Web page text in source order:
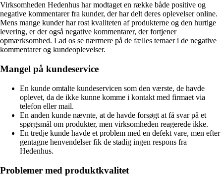
Virksomheden Hedenhus har modtaget en række både positive og
negative kommentarer fra kunder, der har delt deres oplevelser online.
Mens mange kunder har rost kvaliteten af produkterne og den hurtige
levering, er der også negative kommentarer, der fortjener
opmærksomhed. Lad os se nærmere på de fælles temaer i de negative
kommentarer og kundeoplevelser.
Mangel på kundeservice
En kunde omtalte kundeservicen som den værste, de havde
oplevet, da de ikke kunne komme i kontakt med firmaet via
telefon eller mail.
En anden kunde nævnte, at de havde forsøgt at få svar på et
spørgsmål om produkter, men virksomheden reagerede ikke.
En tredje kunde havde et problem med en defekt vare, men efter
gentagne henvendelser fik de stadig ingen respons fra
Hedenhus.
Problemer med produktkvalitet